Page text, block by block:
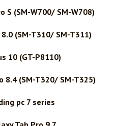
S (SM-W700/ SM-W708)
(SM-T310/ SM-T311)
10 (GT-P8110)
8.4 (SM-T320/ SM-T325)
pc 7 series